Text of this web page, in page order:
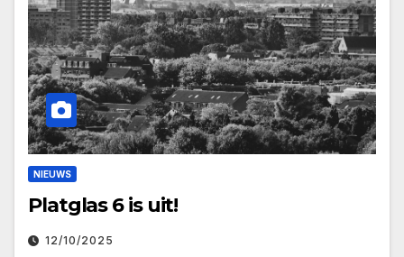
NIEUWS
Platglas 6 is uit!
12/10/2025